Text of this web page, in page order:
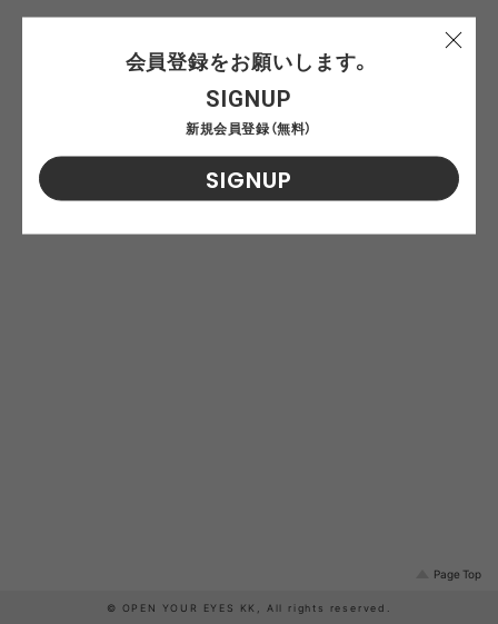
Page Top
© OPEN YOUR EYES KK, All rights reserved.
会員登録をお願いします。
SIGNUP
新規会員登録（無料）
SIGNUP